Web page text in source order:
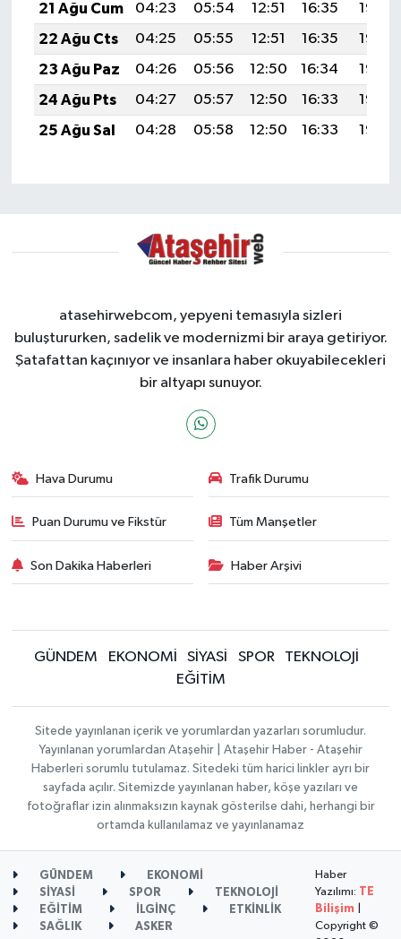
21 Ağu Cum
04:23 05:54 12:51 16:35
19:38
22 Ağu Cts
04:25 05:55 12:51 16:35
19:36
23 Ağu Paz
04:26 05:56 12:50 16:34
19:35
24 Ağu Pts
04:27 05:57 12:50 16:33
19:33
25 Ağu Sal
04:28 05:58 12:50 16:33 19:32
atasehirwebcom, yepyeni temasıyla sizleri
buluştururken, sadelik ve modernizmi bir araya getiriyor.
Şatafattan kaçınıyor ve insanlara haber okuyabilecekleri
bir altyapı sunuyor.
Hava Durumu Trafik Durumu
Puan Durumu ve Fikstür Tüm Manşetler
Son Dakika Haberleri Haber Arşivi
GÜNDEM EKONOMİ SİYASİ SPOR
TEKNOLOJİ
EĞİTİM
Sitede yayınlanan içerik ve yorumlardan yazarları sorumludur.
Yayınlanan yorumlardan Ataşehir | Ataşehir Haber - Ataşehir
Haberleri sorumlu tutulamaz. Sitedeki tüm harici linkler ayrı bir
sayfada açılır. Sitemizde yayınlanan haber, köşe yazıları ve
fotoğraflar izin alınmaksızın kaynak gösterilse dahi, herhangi bir
ortamda kullanılamaz ve yayınlanamaz
GÜNDEM
EKONOMİ
SİYASİ
SPOR
TEKNOLOJİ
EĞİTİM
İLGİNÇ
ETKİNLİK
SAĞLIK
ASKER
Haber
Yazılımı:
TE
Bilişim
Copyright ©